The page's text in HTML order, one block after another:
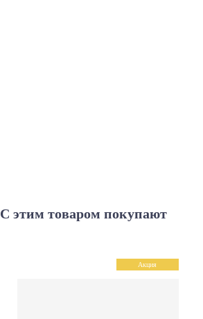
С этим товаром покупают
Акция